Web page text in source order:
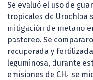
Se evaluó el uso de
tropicales de Urochloa
mitigación de metano
pastoreo. Se
recuperada y
leguminosa, durante
emisiones de CH₄ se